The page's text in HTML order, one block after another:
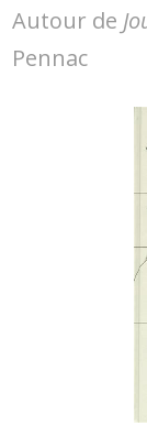
Autour de
Pennac